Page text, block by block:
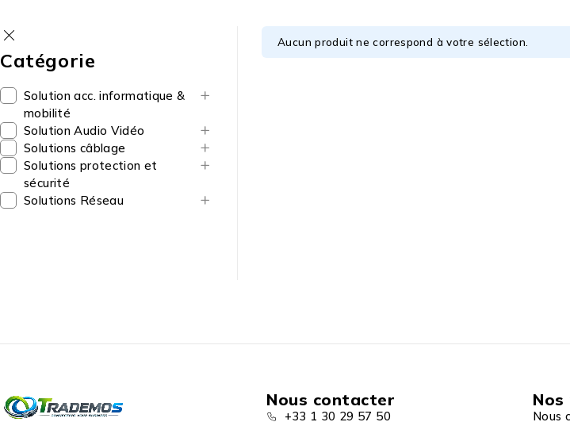
Catégorie
Solution acc. informatique &
mobilité
Solution Audio Vidéo
Solutions câblage
Solutions protection et
sécurité
Solutions Réseau
Aucun produit ne correspond à votre sélection.
Nous contacter
+33 1 30 29 57 50
Nos
Nous